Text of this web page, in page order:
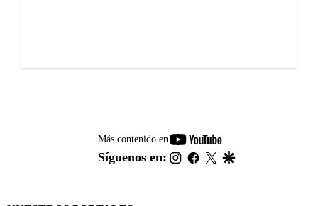
Más contenido en
youtube-
footer
Síguenos en: instagram
facebook
twitter